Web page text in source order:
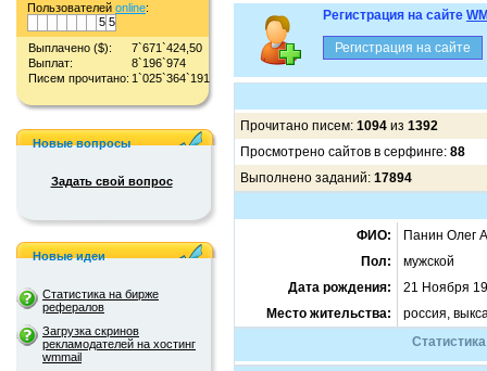
Пользователей online:
5 5
Выплачено ($):
7`671`424,50
Выплат:
8`196`974
Писем прочитано: 1`025`364`191
Новые вопросы
Задать свой вопрос
Новые идеи
Статистика на бирже
рефералов
Загрузка скринов
рекламодателей на хостинг
wmmail
Регистрация на сайте
Прочитано писем: 1094 из 1392
Просмотрено сайтов в серфинге: 88
Выполнено заданий: 17894
ФИО:
Панин Олег
Пол:
мужской
Дата рождения:
21 Ноября
Место жительства:
россия,